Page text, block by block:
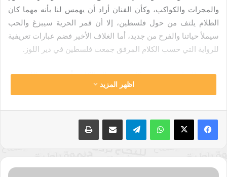
والمجرات والكواكب، وكأن الفنان أراد أن يهمس لنا بأنه مهما كان
الظلام يلتف من حول فلسطين، إلا أن قمر الحرية سيبزغ والحب
سيملأ حياتنا والفرح من جديد، أما الغلاف الأخير فضم عبارات تعريفية
للرواية التي حسب الكلام المرفق جمعت فلسطين في دير اللوز.
مسرح الرواية يتلخص بمكان من خيال الكاتبة أسمته دير اللوز وهو
اسم الرواية أيضا، وهو اسم رمزي رأيته يمثل فلسطين بأكملها
الاسم لم يكن عشوائيا، فكلمة دير في اللغة الكنعانية تعني مكان
الإقامة والسكن، واللوز من أهم أشجار فلسطين ويندر إذا وجدت
الرواية بشكل رمزي لوالدها ووالدتها ووجهت نداء تحت الإهداء قالت
اظهر المزيد
واتساب تيلقرام مشاركة عبر البريد طباعة
نشرة